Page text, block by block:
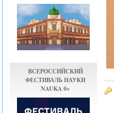
ВСЕРОССИЙСКИЙ
ФЕСТИВАЛЬ НАУКИ
NAUKA 0+